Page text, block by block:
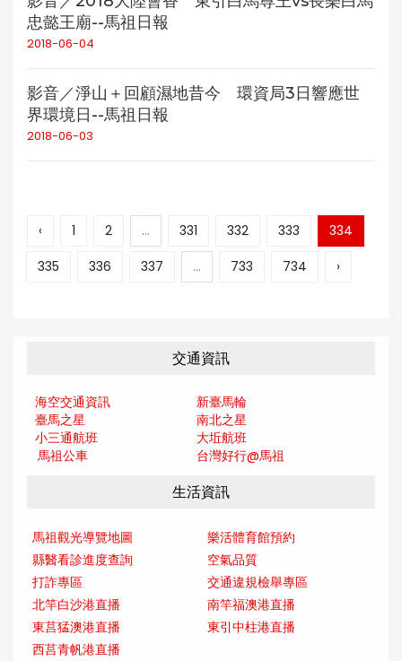
忠懿王廟--馬祖日報
2018-06-04
影音／淨山＋回顧濕地昔今 環資局3日響應世
界環境日--馬祖日報
2018-06-03
‹ 1 2 ... 331 332 333
334
335
336 337 ... 733 734 ›
交通資訊
海空交通資訊
新臺馬輪
臺馬之星
南北之星
小三通航班
大坵航班
馬祖公車
台灣好行@馬祖
生活資訊
馬祖觀光導覽地圖
樂活體育館預約
縣醫看診進度查詢
空氣品質
打詐專區
交通違規檢舉專區
北竿白沙港直播
南竿福澳港直播
東莒猛澳港直播
東引中柱港直播
西莒青帆港直播